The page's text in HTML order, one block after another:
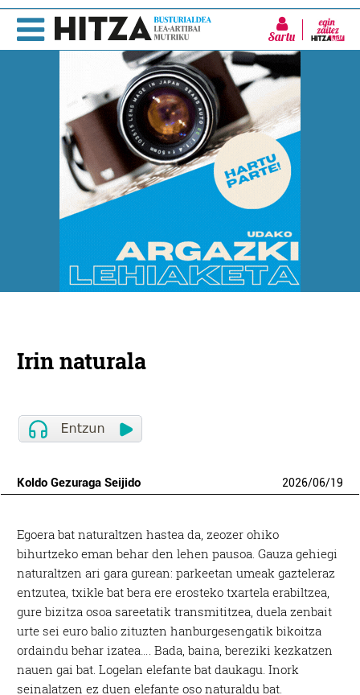
Sartu
Irin naturala
Koldo Gezuraga Seijido 2026/06/19
Egoera bat naturaltzen hastea da, zeozer ohiko
bihurtzeko eman behar den lehen pausoa. Gauza gehiegi
naturaltzen ari gara gurean: parkeetan umeak gazteleraz
entzutea, txikle bat bera ere erosteko txartela erabiltzea,
gure bizitza osoa sareetatik transmititzea, duela zenbait
urte sei euro balio zituzten hanburgesengatik bikoitza
ordaindu behar izatea…. Bada, baina, bereziki kezkatzen
nauen gai bat. Logelan elefante bat daukagu. Inork
seinalatzen ez duen elefante oso naturaldu bat.